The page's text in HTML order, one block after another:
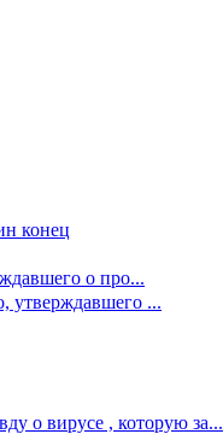
конец
о про...
утверждавшего ...
о вирусе , которую за...